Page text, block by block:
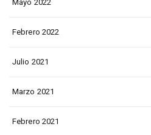
Mayo 2022
Febrero 2022
Julio 2021
Marzo 2021
Febrero 2021